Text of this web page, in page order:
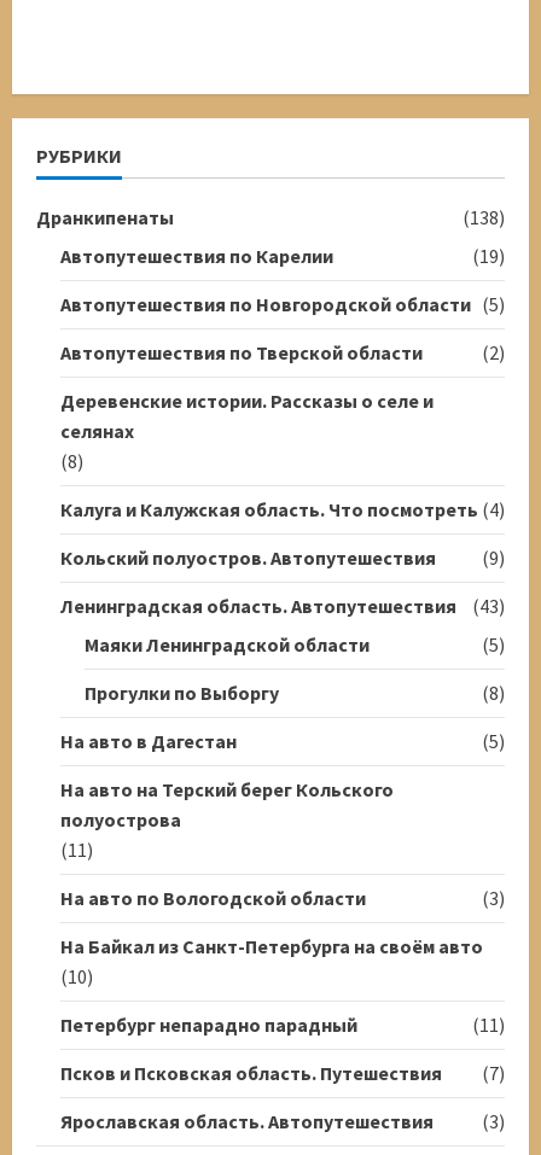
РУБРИКИ
Дранкипенаты
(138)
Автопутешествия по Карелии
(19)
Автопутешествия по Новгородской области (5)
Автопутешествия по Тверской области
(2)
Деревенские истории. Рассказы о селе и
селянах
(8)
Калуга и Калужская область. Что посмотреть (4)
Кольский полуостров. Автопутешествия
(9)
Ленинградская область. Автопутешествия
(43)
Маяки Ленинградской области
(5)
Прогулки по Выборгу
(8)
На авто в Дагестан
(5)
На авто на Терский берег Кольского
полуострова
(11)
На авто по Вологодской области
(3)
На Байкал из Санкт-Петербурга на своём авто
(10)
Петербург непарадно парадный
(11)
Псков и Псковская область. Путешествия
(7)
Ярославская область. Автопутешествия
(3)